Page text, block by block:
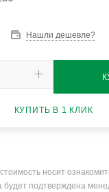
Нашли дешевле?
КУПИТЬ В 1 КЛИК
носит
будет подтверждена